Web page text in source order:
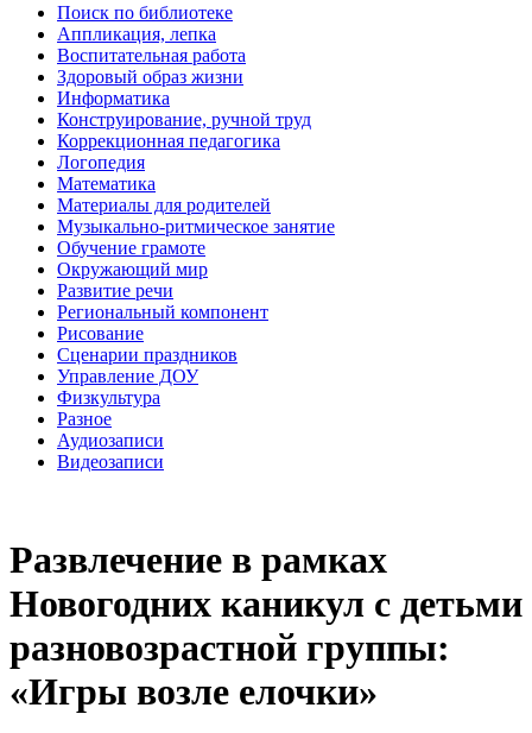
Поиск по библиотеке
Аппликация, лепка
Воспитательная работа
Здоровый образ жизни
Информатика
Конструирование, ручной труд
Коррекционная педагогика
Логопедия
Математика
Материалы для родителей
Музыкально-ритмическое занятие
Обучение грамоте
Окружающий мир
Развитие речи
Региональный компонент
Рисование
Сценарии праздников
Управление ДОУ
Физкультура
Разное
Аудиозаписи
Видеозаписи
Развлечение в рамках
Новогодних каникул с детьми
разновозрастной группы:
«Игры возле елочки»